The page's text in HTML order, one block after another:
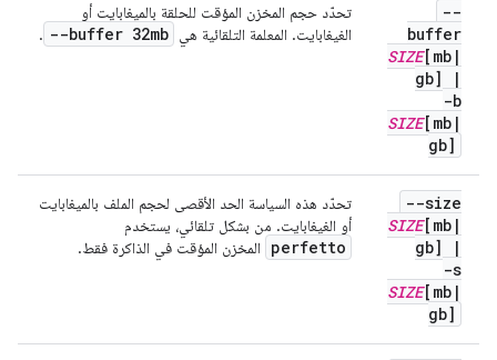
--
buffer
SIZE[mb |
gb]
|
-b
SIZE[mb |
gb]
تحدّد حجم المخزن المؤقت للحلقة بالميغابايت أو
الغيغابايت. المعلمة التلقائية هي --buffer 32mb
.
--size
SIZE[mb |
gb]
|
-s
SIZE[mb |
gb]
تحدّد هذه السياسة الحد الأقصى لحجم الملف بالميغابايت
أو الغيغابايت. من بشكل تلقائي، يستخدم
perfetto المخزن المؤقت في الذاكرة فقط.